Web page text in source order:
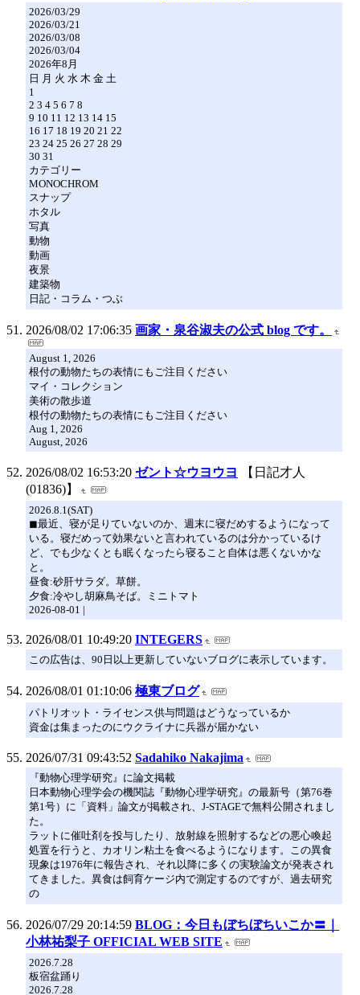
2026/03/29
2026/03/21
2026/03/08
2026/03/04
2026年8月
日 月 火 水 木 金 土
1
2 3 4 5 6 7 8
9 10 11 12 13 14 15
16 17 18 19 20 21 22
23 24 25 26 27 28 29
30 31
カテゴリー
MONOCHROM
スナップ
ホタル
写真
動物
動画
夜景
建築物
日記・コラム・つぶ
2026/08/02 17:06:35 画家・泉谷淑夫の公式 blog です。
August 1, 2026
根付の動物たちの表情にもご注目ください
マイ・コレクション
美術の散歩道
根付の動物たちの表情にもご注目ください
Aug 1, 2026
August, 2026
2026/08/02 16:53:20 ゼント☆ウヨウヨ
【日記才人
(01836)】
2026.8.1(SAT)
◼︎最近、寝が足りていないのか、週末に寝だめするようになって
いる。寝だめって効果ないと言われているのは分かっているけ
ど、でも少なくとも眠くなったら寝ること自体は悪くないかな
と。
昼食:砂肝サラダ。草餅。
夕食:冷やし胡麻鳥そば。ミニトマト
2026-08-01 |
2026/08/01 10:49:20 INTEGERS
この広告は、90日以上更新していないブログに表示しています。
2026/08/01 01:10:06 極東ブログ
パトリオット・ライセンス供与問題はどうなっているか
資金は集まったのにウクライナに兵器が届かない
2026/07/31 09:43:52 Sadahiko Nakajima
『動物心理学研究』に論文掲載
日本動物心理学会の機関誌『動物心理学研究』の最新号（第76巻
第1号）に「資料」論文が掲載され、J-STAGEで無料公開されまし
た。
ラットに催吐剤を投与したり、放射線を照射するなどの悪心喚起
処置を行うと、カオリン粘土を食べるようになります。この異食
現象は1976年に報告され、それ以降に多くの実験論文が発表され
てきました。異食は飼育ケージ内で測定するのですが、過去研究
の
2026/07/29 20:14:59 BLOG：今日もぼちぼちいこか〓｜
小林祐梨子 OFFICIAL WEB SITE
2026.7.28
板宿盆踊り
2026.7.28